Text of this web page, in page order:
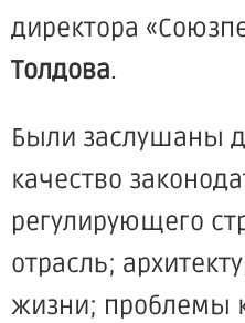
директора
Толдова.
Были заслушаны
качество
регулирующего
отрасль;
жизни; проблемы